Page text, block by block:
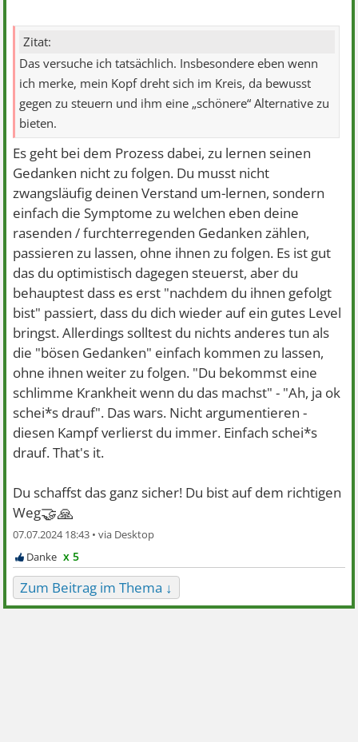
Zitat:
Das versuche ich tatsächlich. Insbesondere eben wenn
ich merke, mein Kopf dreht sich im Kreis, da bewusst
gegen zu steuern und ihm eine „schönere“ Alternative zu
bieten.
Es geht bei dem Prozess dabei, zu lernen seinen
Gedanken nicht zu folgen. Du musst nicht
zwangsläufig deinen Verstand um-lernen, sondern
einfach die Symptome zu welchen eben deine
rasenden / furchterregenden Gedanken zählen,
passieren zu lassen, ohne ihnen zu folgen. Es ist gut
das du optimistisch dagegen steuerst, aber du
behauptest dass es erst "nachdem du ihnen gefolgt
bist" passiert, dass du dich wieder auf ein gutes Level
bringst. Allerdings solltest du nichts anderes tun als
die "bösen Gedanken" einfach kommen zu lassen,
ohne ihnen weiter zu folgen. "Du bekommst eine
schlimme Krankheit wenn du das machst" - "Ah, ja ok
schei*s drauf". Das wars. Nicht argumentieren -
diesen Kampf verlierst du immer. Einfach schei*s
drauf. That's it.
Du schaffst das ganz sicher! Du bist auf dem richtigen
Weg🤝🙏
07.07.2024 18:43 •
x 5
Zum Beitrag im Thema ↓